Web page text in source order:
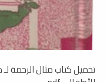
تحميل كتاب مثال الرحمة